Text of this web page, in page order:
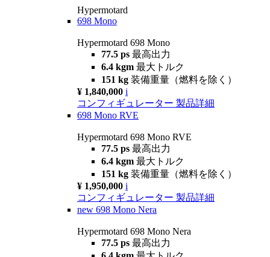
Hypermotard
698 Mono
Hypermotard 698 Mono
77.5 ps 最高出力
6.4 kgm 最大トルク
151 kg 装備重量（燃料を除く）
¥ 1,840,000 i
コンフィギュレーター 製品詳細
698 Mono RVE
Hypermotard 698 Mono RVE
77.5 ps 最高出力
6.4 kgm 最大トルク
151 kg 装備重量（燃料を除く）
¥ 1,950,000 i
コンフィギュレーター 製品詳細
new 698 Mono Nera
Hypermotard 698 Mono Nera
77.5 ps 最高出力